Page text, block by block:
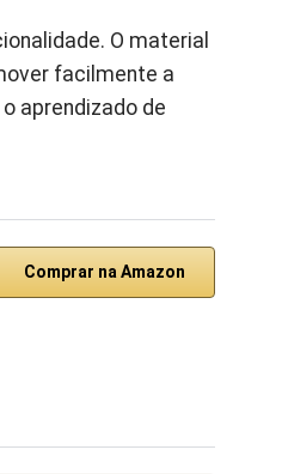
O material
facilmente a
aprendizado de
Comprar na Amazon